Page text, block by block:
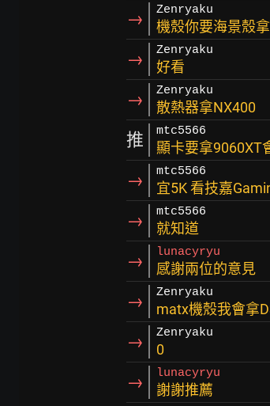
→ Zenryaku
機殼你要海景殼
→ Zenryaku
好看
→ Zenryaku
散熱器拿NX400
推 mtc5566
顯卡要拿9060XT
→ mtc5566
宜5K 看技嘉
→ mtc5566
就知道
→ lunacyryu
感謝兩位的意見
→ Zenryaku
matx機殼我會拿
→ Zenryaku
0
→ lunacyryu
謝謝推薦